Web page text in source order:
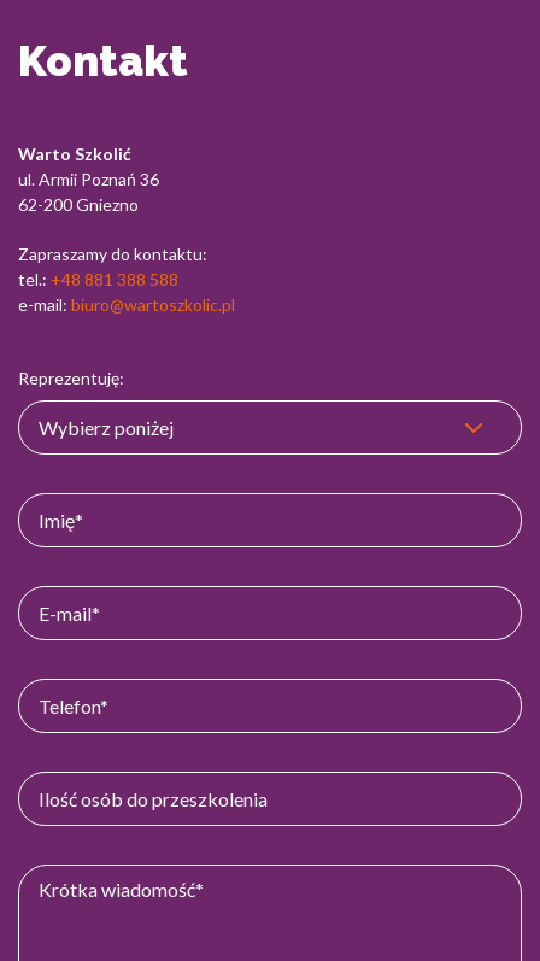
Kontakt
Warto Szkolić
ul. Armii Poznań 36
62-200 Gniezno
Zapraszamy do kontaktu:
tel.: +48 881 388 588
e-mail: biuro@wartoszkolic.pl
Reprezentuję: